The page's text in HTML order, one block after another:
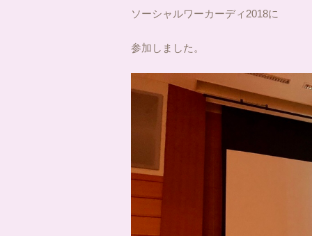
ソーシャルワーカーディ2018に
参加しました。